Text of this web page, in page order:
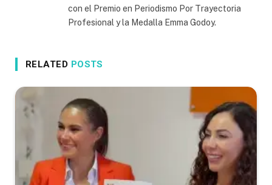
con el Premio en Periodismo Por Trayectoria
Profesional y la Medalla Emma Godoy.
RELATED POSTS